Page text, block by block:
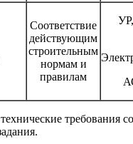
Соответствие
действующим
строительным
нормам и
правилам
требования